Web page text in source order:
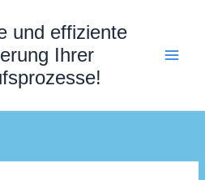
und effiziente
Ihrer